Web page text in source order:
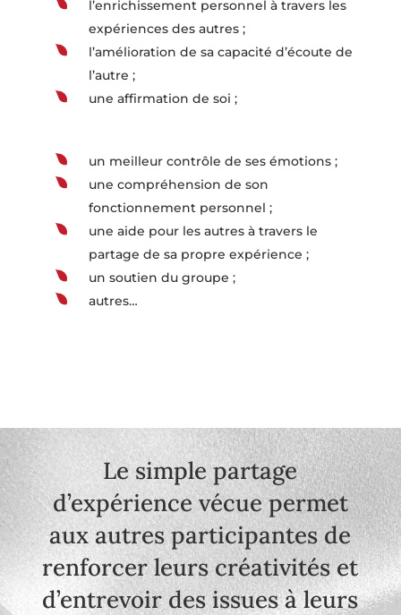
l’enrichissement personnel à travers les
expériences des autres ;
l’amélioration de sa capacité d’écoute de
l’autre ;
une affirmation de soi ;
un meilleur contrôle de ses émotions ;
une compréhension de son
fonctionnement personnel ;
une aide pour les autres à travers le
partage de sa propre expérience ;
un soutien du groupe ;
autres…
Le simple partage
d’expérience vécue permet
aux autres participantes de
renforcer leurs créativités et
d’entrevoir des issues à leurs